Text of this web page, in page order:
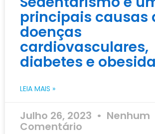
principais causas
doenças
cardiovasculares,
diabetes e
LEIA MAIS »
Julho 26, 2023 Nenhum
Comentário